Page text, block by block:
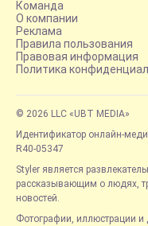
Команда
О компании
Реклама
Правила пользования
Правовая информация
Политика
© 2026 LLC «UBT MEDIA»
Идентификатор онлайн-
R40-05347
Styler является
рассказывающим о людях,
новостей.
Фотографии, иллюстрации и